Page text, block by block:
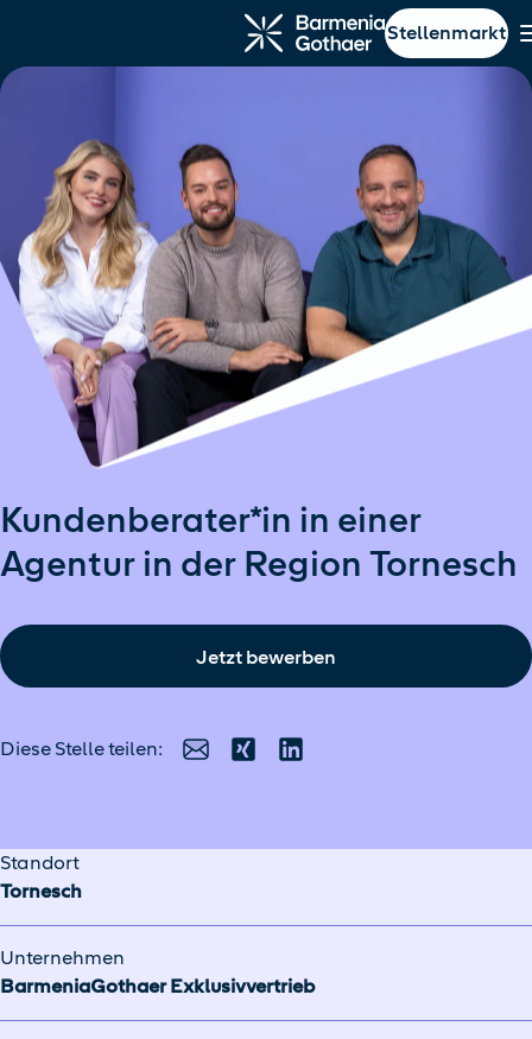
Stellenmarkt
Kundenberater*in in einer
Agentur in der Region Tornesch
Jetzt bewerben
Diese Stelle teilen:
E-MailXing LinkedIn
Standort
Tornesch
Unternehmen
BarmeniaGothaer Exklusivvertrieb